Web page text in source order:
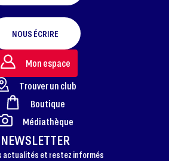
FOOTER
NOUS ÉCRIRE
NEWSLETTER
actualités et restez informés
Mon espace
Trouver un club
Boutique
Médiathèque